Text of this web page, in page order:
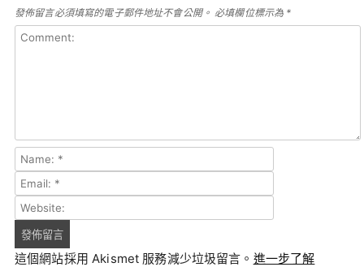
發佈留言必須填寫的電子郵件地址不會公開。 必填欄位標示為 *
這個網站採用 Akismet 服務減少垃圾留言。 進一步了解